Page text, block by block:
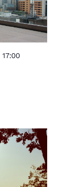
17:00